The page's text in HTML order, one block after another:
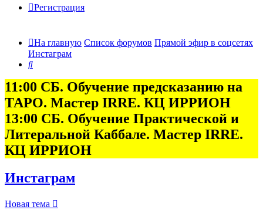
Регистрация
На главную Список форумов Прямой эфир в соцсетях
Инстаграм
Поиск
11:00 СБ. Обучение предсказанию на
ТАРО. Мастер IRRE. КЦ ИРРИОН
13:00 СБ. Обучение Практической и
Литеральной Каббале. Мастер IRRE.
КЦ ИРРИОН
Инстаграм
Новая тема